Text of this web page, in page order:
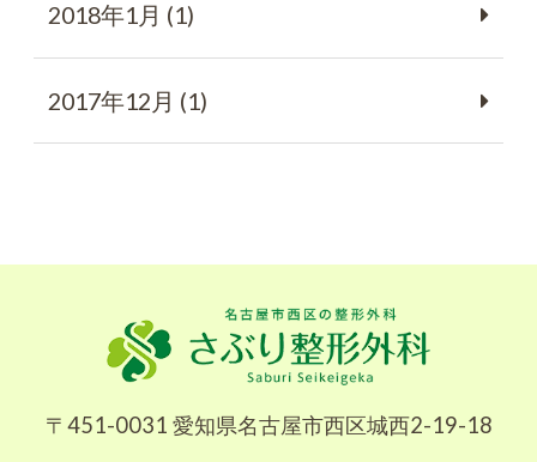
2018年1月 (1)
2017年12月 (1)
〒451-0031 愛知県名古屋市西区城西2-19-18